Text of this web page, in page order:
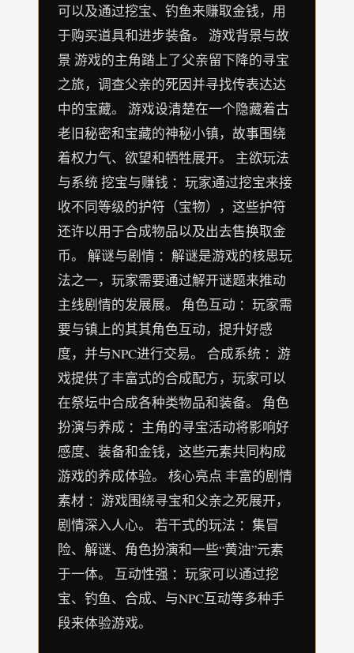
可以及通过挖宝、钓鱼来赚取金钱，用
于购买道具和进步装备。 游戏背景与故
景 游戏的主角踏上了父亲留下降的寻宝
之旅，调查父亲的死因并寻找传表达达
中的宝藏。 游戏设清楚在一个隐藏着古
老旧秘密和宝藏的神秘小镇，故事围绕
着权力气、欲望和牺牲展开。 主欲玩法
与系统 挖宝与赚钱 ：玩家通过挖宝来接
收不同等级的护符（宝物），这些护符
还许以用于合成物品以及出去售换取金
币。 解谜与剧情 ：解谜是游戏的核思玩
法之一，玩家需要通过解开谜题来推动
主线剧情的发展展。 角色互动 ：玩家需
要与镇上的其其角色互动，提升好感
度，并与NPC进行交易。 合成系统 ：游
戏提供了丰富式的合成配方，玩家可以
在祭坛中合成各种类物品和装备。 角色
扮演与养成 ：主角的寻宝活动将影响好
感度、装备和金钱，这些元素共同构成
游戏的养成体验。 核心亮点 丰富的剧情
素材 ：游戏围绕寻宝和父亲之死展开，
剧情深入人心。 若干式的玩法 ：集冒
险、解谜、角色扮演和一些“黄油”元素
于一体。 互动性强 ：玩家可以通过挖
宝、钓鱼、合成、与NPC互动等多种手
段来体验游戏。